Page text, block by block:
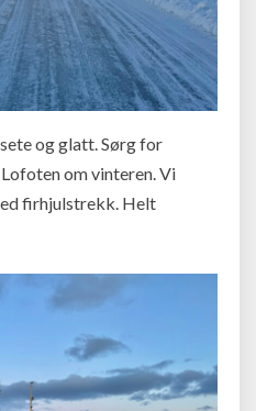
og glatt. Sørg for
om vinteren. Vi
firhjulstrekk. Helt